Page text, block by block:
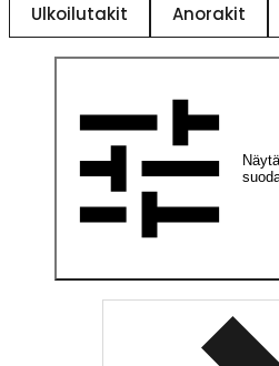
Ulkoilutakit Anorakit
Näytä